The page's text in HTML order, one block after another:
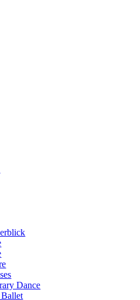
Dance